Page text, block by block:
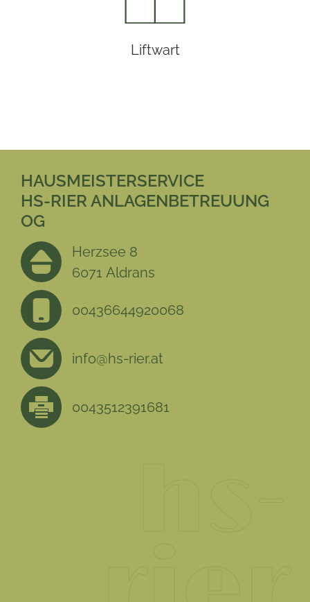
Liftwart
HAUSMEISTERSERVICE
HS-RIER ANLAGENBETREUUNG
OG
Herzsee 8
6071 Aldrans
00436644920068
info@hs-rier.at
0043512391681